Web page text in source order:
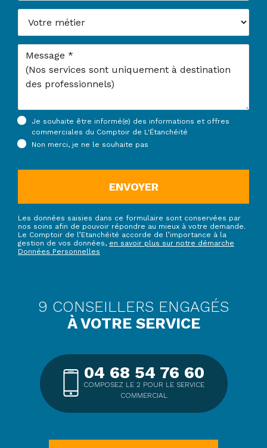
Message
Je souhaite être informé(e) des informations et offres
commerciales du Comptoir de L'Étanchéité
Non merci, je ne le souhaite pas
ENVOYER
Les données saisies dans ce formulaire sont conservées par
nos soins afin de pouvoir répondre au mieux à votre demande.
Le Comptoir de l’Etanchéité accorde de l’importance à la
gestion de vos données, en savoir plus sur notre démarche
Données Personnelles
9 CONSEILLERS ENGAGÉS
À VOTRE SERVICE
04 68 54 76 60
COMPOSEZ LE 2 POUR LE SERVICE
COMMERCIAL